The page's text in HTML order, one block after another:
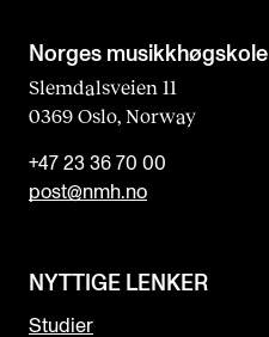
Norges musikk­høgskole
Slemdalsveien 11
0369 Oslo, Norway
+47 23 36 70 00
post@nmh.no
NYTTIGE LENKER
Studier